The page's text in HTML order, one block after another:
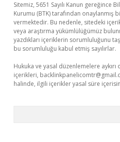
Sitemiz, 5651 Sayılı Kanun gereğince
Kurumu (BTK) tarafından onaylanmış
vermektedir. Bu nedenle, sitedeki
veya araştırma yükümlülüğümüz
yazdıkları içeriklerin sorumluluğunu
bu sorumluluğu kabul etmiş sayılırlar.
Hukuka ve yasal düzenlemelere
içerikleri,
halinde, ilgili içerikler yasal süre